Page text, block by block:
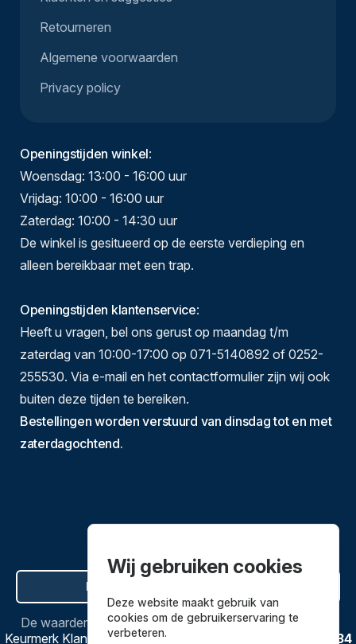
Retourneren
Algemene voorwaarden
Privacy policy
Openingstijden winkel:
Woensdag: 13:00 - 16:00 uur
Vrijdag: 10:00 - 16:00 uur
Zaterdag: 10:00 - 14:30 uur
De winkel is gesitueerd op de eerste verdieping en
alleen bereikbaar met een trap.
Openingstijden klantenservice:
Heeft u vragen, bel ons gerust op maandag t/m
zaterdag van 10:00-17:00 op 071-5140892 of 0252-
255530. Via e-mail en het contactformulier zijn wij ook
buiten deze tijden te bereiken.
Bestellingen worden verstuurd van dinsdag tot en met
zaterdagochtend.
Hier de overeenkomst ontbinden
De waardering vanBestekenpannen.nlbijWebwinkel
Keurmerk Klantbeoordelingen
3634
Wij gebruiken cookies
Deze website maakt gebruik van
cookies om de gebruikerservaring te
verbeteren.